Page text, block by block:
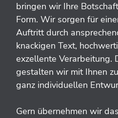
bringen wir Ihre
Form. Wir sorgen für
Auftritt durch
knackigen Text,
exzellente Verarbeitung.
gestalten wir mit Ihnen
ganz individuellen
Gern übernehmen wir